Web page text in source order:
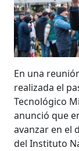
En una
realizada el
Tecnológico
anunció que
avanzar en el
del Instituto